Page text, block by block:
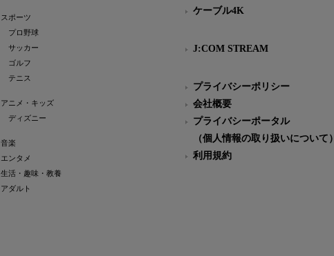
スポーツ
プロ野球
サッカー
ゴルフ
テニス
アニメ・キッズ
ディズニー
音楽
エンタメ
生活・趣味・教養
アダルト
ケーブル4K
J:COM STREAM
プライバシーポリシー
会社概要
プライバシーポータル
（個人情報の取り扱いについて）
利用規約